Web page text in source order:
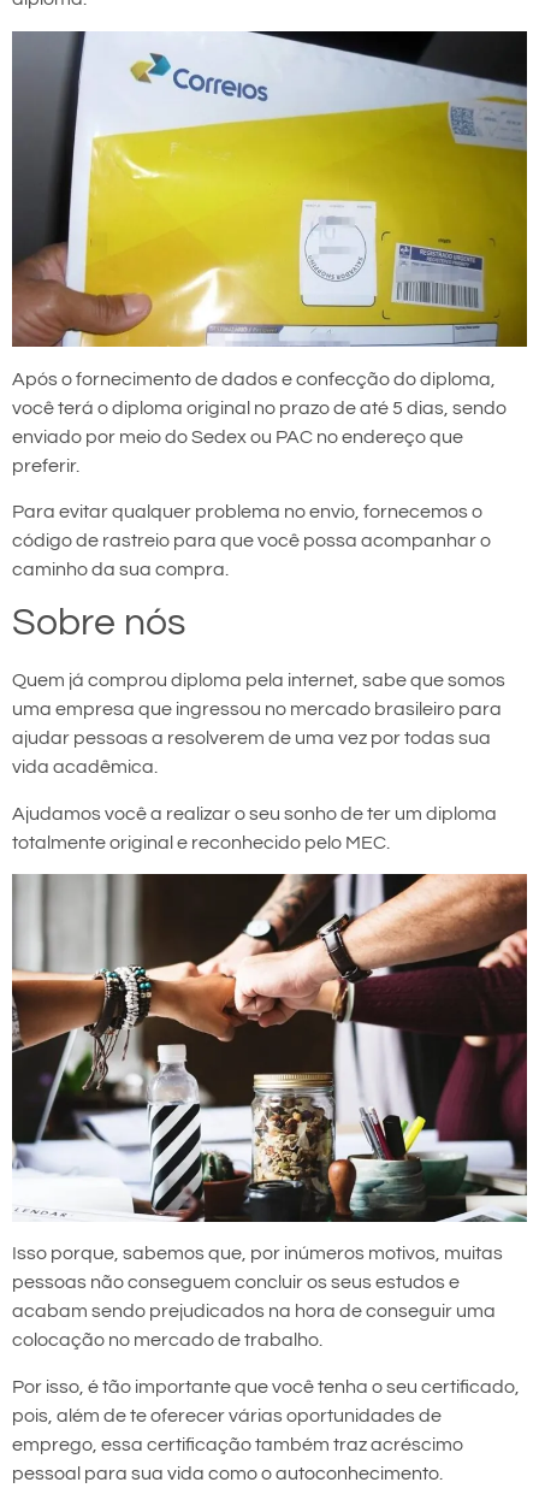
Após o fornecimento de dados e confecção do diploma,
você terá o diploma original no prazo de até 5 dias, sendo
enviado por meio do Sedex ou PAC no endereço que
preferir.
Para evitar qualquer problema no envio, fornecemos o
código de rastreio para que você possa acompanhar o
caminho da sua compra.
Sobre nós
Quem já comprou diploma pela internet, sabe que somos
uma empresa que ingressou no mercado brasileiro para
ajudar pessoas a resolverem de uma vez por todas sua
vida acadêmica.
Ajudamos você a realizar o seu sonho de ter um diploma
totalmente original e reconhecido pelo MEC.
Isso porque, sabemos que, por inúmeros motivos, muitas
pessoas não conseguem concluir os seus estudos e
acabam sendo prejudicados na hora de conseguir uma
colocação no mercado de trabalho.
Por isso, é tão importante que você tenha o seu certificado,
pois, além de te oferecer várias oportunidades de
emprego, essa certificação também traz acréscimo
pessoal para sua vida como o autoconhecimento.